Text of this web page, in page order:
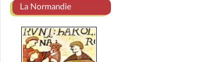
La Normandie